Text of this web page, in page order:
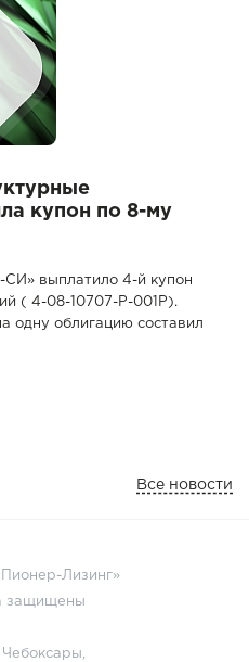
купон по 8-му
выплатило 4-й купон
( 4-08-10707-P-001P).
одну облигацию составил
Все новости
Лизинг»
защищены